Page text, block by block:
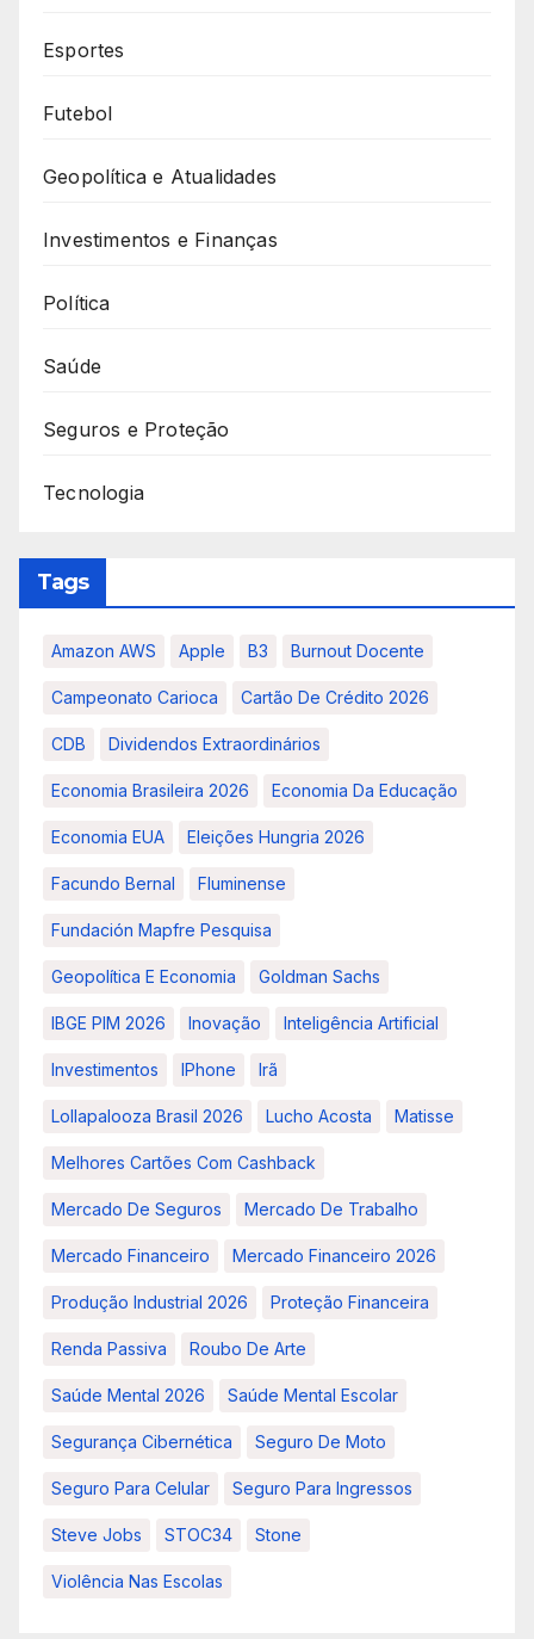
Esportes
Futebol
Geopolítica e Atualidades
Investimentos e Finanças
Política
Saúde
Seguros e Proteção
Tecnologia
Tags
Amazon AWS Apple B3 Burnout Docente
Campeonato Carioca Cartão De Crédito 2026
CDB Dividendos Extraordinários
Economia Brasileira 2026 Economia Da Educação
Economia EUA Eleições Hungria 2026
Facundo Bernal Fluminense
Fundación Mapfre Pesquisa
Geopolítica E Economia Goldman Sachs
IBGE PIM 2026 Inovação Inteligência Artificial
Investimentos IPhone Irã
Lollapalooza Brasil 2026 Lucho Acosta Matisse
Melhores Cartões Com Cashback
Mercado De Seguros Mercado De Trabalho
Mercado Financeiro Mercado Financeiro 2026
Produção Industrial 2026 Proteção Financeira
Renda Passiva Roubo De Arte
Saúde Mental 2026 Saúde Mental Escolar
Segurança Cibernética Seguro De Moto
Seguro Para Celular Seguro Para Ingressos
Steve Jobs STOC34 Stone
Violência Nas Escolas